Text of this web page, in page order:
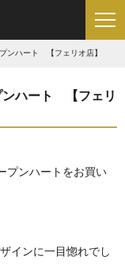
ンハート 【フェリオ店】
ハート 【フェリ
プンハートをお買い
インに一目惚れでし